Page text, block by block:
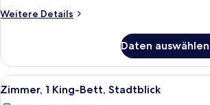
Weitere Details
Weitere
1
Schlafzimmer,
Balkon
Daten
Alle
Fotos
Ein
8
Zimmer, 1 King-Bett, Stadtblick